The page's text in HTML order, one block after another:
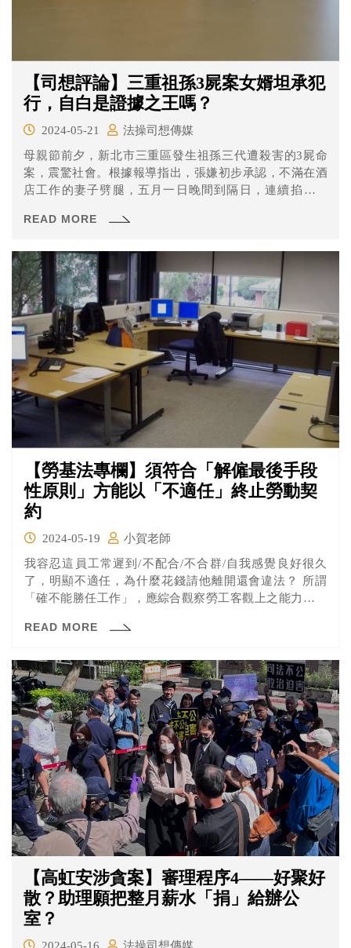
【司想評論】三重祖孫3屍案女婿坦承犯
行，自白是證據之王嗎？
2024-05-21
法操司想傳媒
母親節前夕，新北市三重區發生祖孫三代遭殺害的3屍命
案，震驚社會。根據報導指出，張嫌初步承認，不滿在酒
店工作的妻子劈腿，五月一日晚間到隔日，連續掐死陳
妻子飼養的愛犬「糯米」逃亡。
READ MORE
【勞基法專欄】須符合「解僱最後手段
性原則」方能以「不適任」終止勞動契
約
2024-05-19
小賀老師
我容忍這員工常遲到/不配合/不合群/自我感覺良好很久
了，明顯不適任，為什麼花錢請他離開還會違法？ 所謂
「確不能勝任工作」，應綜合觀察勞工客觀上之能力、學
觀上能為而不為或怠忽所擔任之工作等違反忠誠履行勞務
READ MORE
【高虹安涉貪案】審理程序4——好聚好
散？助理願把整月薪水「捐」給辦公
室？